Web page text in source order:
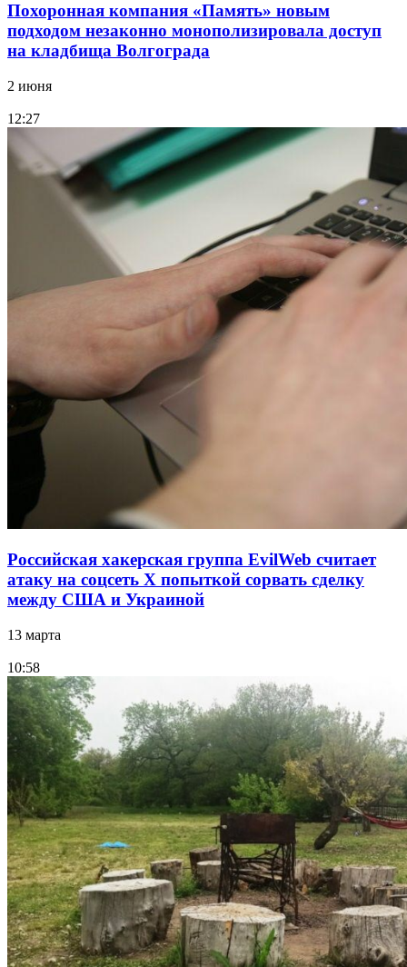
Похоронная компания «Память» новым
подходом незаконно монополизировала доступ
на кладбища Волгограда
2 июня
12:27
Российская хакерская группа EvilWeb считает
атаку на соцсеть Х попыткой сорвать сделку
между США и Украиной
13 марта
10:58